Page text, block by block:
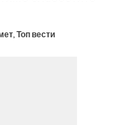
,Топ вести